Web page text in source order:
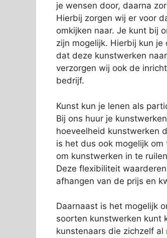
je wensen door, daarna
Hierbij zorgen wij er voor
omkijken naar. Je kunt bij
zijn mogelijk. Hierbij kun
dat deze kunstwerken
verzorgen wij ook de
bedrijf.
Kunst kun je lenen als
Bij ons huur je
hoeveelheid kunstwerken
is het dus ook mogelijk
om kunstwerken in te
Deze flexibiliteit
afhangen van de prijs en
Daarnaast is het mogelijk
soorten kunstwerken kunt
kunstenaars die zichzelf